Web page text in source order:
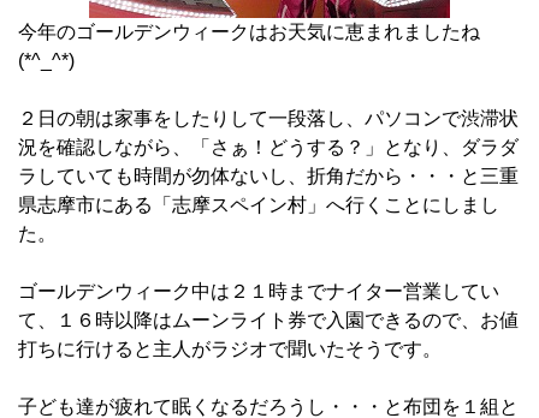
今年のゴールデンウィークはお天気に恵まれましたね
(*^_^*)
２日の朝は家事をしたりして一段落し、パソコンで渋滞状
況を確認しながら、「さぁ！どうする？」となり、ダラダ
ラしていても時間が勿体ないし、折角だから・・・と三重
県志摩市にある「志摩スペイン村」へ行くことにしまし
た。
ゴールデンウィーク中は２１時までナイター営業してい
て、１６時以降はムーンライト券で入園できるので、お値
打ちに行けると主人がラジオで聞いたそうです。
子ども達が疲れて眠くなるだろうし・・・と布団を１組と